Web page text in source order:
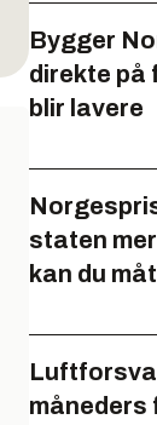
Bygger
direkte på
blir lavere
staten
kan du